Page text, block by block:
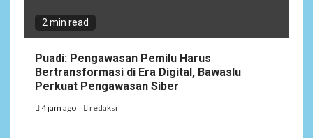
2 min read
Puadi: Pengawasan Pemilu Harus
Bertransformasi di Era Digital, Bawaslu
Perkuat Pengawasan Siber
4 jam ago redaksi